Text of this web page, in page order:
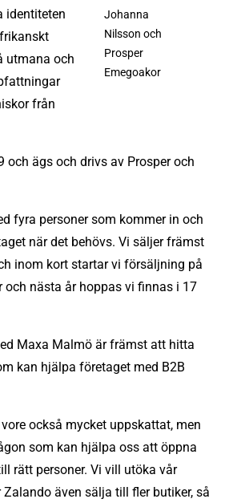
Johanna
Nilsson och
Prosper
Emegoakor
identiteten
utmana och
från
och ägs och drivs av Prosper och
fyra personer som kommer in och
när det behövs. Vi säljer främst
inom kort startar vi försäljning på
och nästa år hoppas vi finnas i 17
Maxa Malmö är främst att hitta
kan hjälpa företaget med B2B
också mycket uppskattat, men
som kan hjälpa oss att öppna
rätt personer. Vi vill utöka vår
även sälja till fler butiker, så